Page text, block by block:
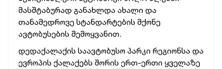
მასშტაბურად განახლდა ახალი და
თანამედროვე სტანდარტების მქონე
ავტობუსების შემოყვანით.
დედაქალაქის საავტობუსო პარკი რეგიონსა და
ევროპის ქალაქებს შორის ერთ-ერთი ყველაზე